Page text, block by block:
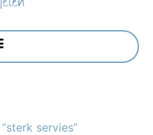
servies”